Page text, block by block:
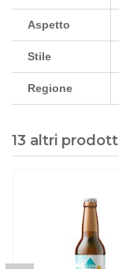
Aspetto
Stile
Regione
13 altri